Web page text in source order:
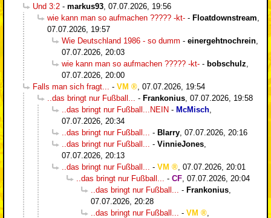
Und 3:2 - markus93 07.07.2026, 19:56
wie kann man so aufmachen ????? -kt- - Floatdownstream
07.07.2026, 19:57
Wie Deutschland 1986 - so dumm - einergehtnochrein
07.07.2026, 20:03
wie kann man so aufmachen ????? -kt- - bobschulz
07.07.2026, 20:00
Falls man sich fragt...
- VM
07.07.2026, 19:54
..das bringt nur Fußball...
- Frankonius 07.07.2026, 19:58
..das bringt nur Fußball...NEIN - McMisch
07.07.2026, 20:34
..das bringt nur Fußball...
- Blarry 07.07.2026, 20:16
..das bringt nur Fußball...
- VinnieJones
07.07.2026, 20:13
..das bringt nur Fußball...
- VM
07.07.2026, 20:01
..das bringt nur Fußball...
- CF 07.07.2026, 20:04
..das bringt nur Fußball...
- Frankonius
07.07.2026, 20:28
..das bringt nur Fußball...
- VM